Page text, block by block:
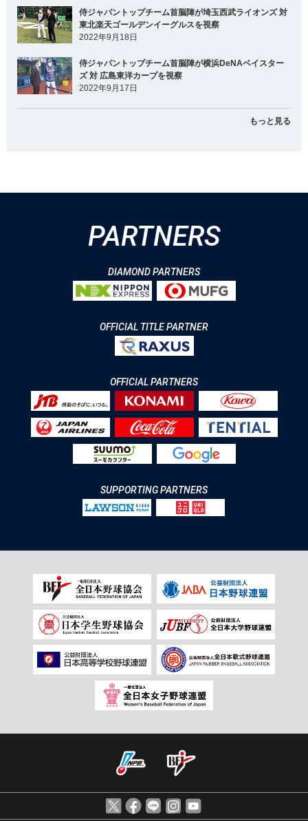
侍ジャパントップチーム首脳陣が埼玉西武ライオンズ 対
東北楽天ゴールデンイーグルスを視察
2022年9月18日
侍ジャパントップチーム首脳陣が横浜DeNAベイスター
ズ 対 広島東洋カープを視察
2022年9月17日
もっと見る
PARTNERS
DIAMOND PARTNERS
OFFICIAL TITLE PARTNER
OFFICIAL PARTNERS
SUPPORTING PARTNERS